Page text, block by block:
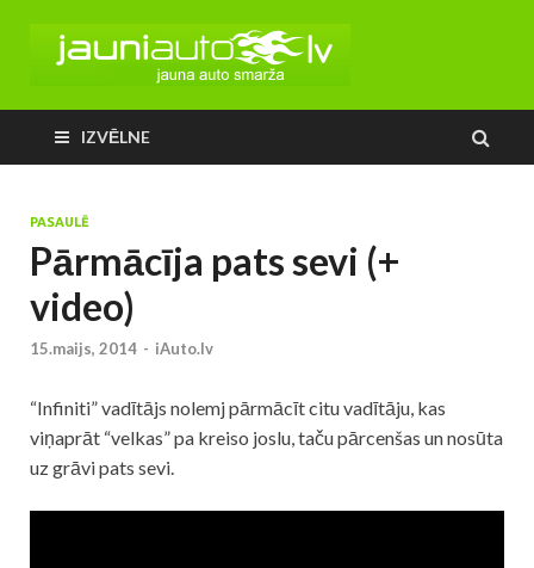
IZVĒLNE
PASAULĒ
Pārmācīja pats sevi (+
video)
15.maijs, 2014 - iAuto.lv
“Infiniti” vadītājs nolemj pārmācīt citu vadītāju, kas
viņaprāt “velkas” pa kreiso joslu, taču pārcenšas un nosūta
uz grāvi pats sevi.